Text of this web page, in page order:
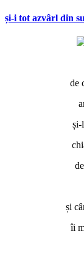
și-i tot azvârl din
de
și-
și
îi